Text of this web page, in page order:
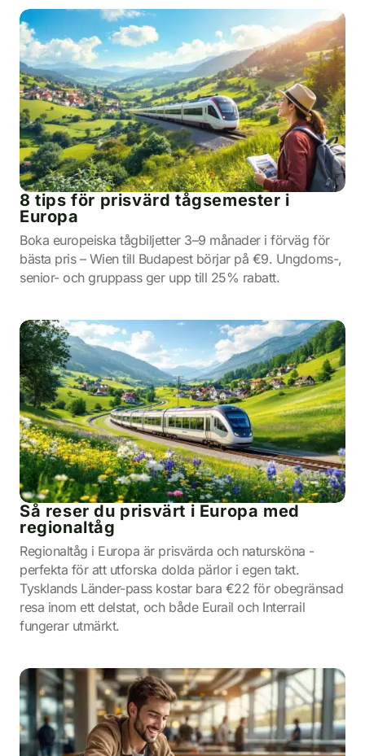
8 tips för prisvärd tågsemester i
Europa
Boka europeiska tågbiljetter 3–9 månader i förväg för
bästa pris – Wien till Budapest börjar på €9. Ungdoms-,
senior- och gruppass ger upp till 25% rabatt.
Så reser du prisvärt i Europa med
regionaltåg
Regionaltåg i Europa är prisvärda och natursköna -
perfekta för att utforska dolda pärlor i egen takt.
Tysklands Länder-pass kostar bara €22 för obegränsad
resa inom ett delstat, och både Eurail och Interrail
fungerar utmärkt.